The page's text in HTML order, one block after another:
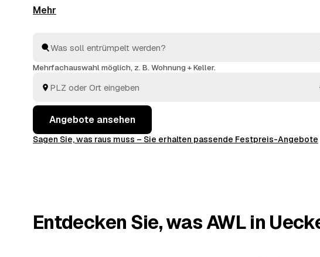
Wohnung geht, und Sie bekommen dafür mehrere Festpreis-
sehen direkt, welches Angebot am besten passt.
Mehrfachauswahl möglich, z. B. Wohnung + Keller.
Angebote ansehen
Sagen Sie, was raus muss – Sie erhalten passende Festpreis-Angebote
Entdecken Sie, was AWL in